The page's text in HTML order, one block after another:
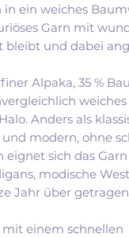
ein weiches
Garn mit
bleibt und dabei
Alpaka, 35 %
Anders als
modern, ohne
sich das
modische
Jahr über
einem schnellen